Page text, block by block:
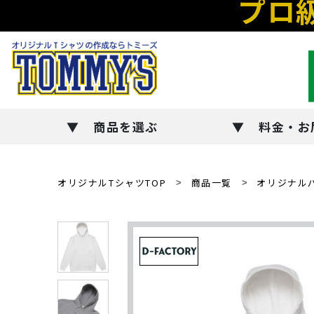
プロ
商品を選ぶ 料金・
オリジナルTシャツTOP 商品一覧 オリジナル